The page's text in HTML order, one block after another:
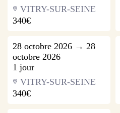
VITRY-SUR-SEINE
340€
28 octobre 2026 → 28
octobre 2026
1 jour
VITRY-SUR-SEINE
340€